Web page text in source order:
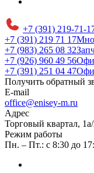
+7 (391) 219-71-
+7 (391) 219 71 17
+7 (983) 265 08 32
+7 (926) 960 49 56
+7 (391) 251 04 47
Получить обратный
E-mail
office@enisey-m.ru
Адрес
​Торговый квартал,
Режим работы
Пн. – Пт.: с 8:30 до